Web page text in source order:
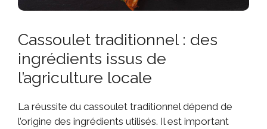
Cassoulet traditionnel : des
ingrédients issus de
l’agriculture locale
La réussite du cassoulet traditionnel dépend de
l’origine des ingrédients utilisés. Il est important